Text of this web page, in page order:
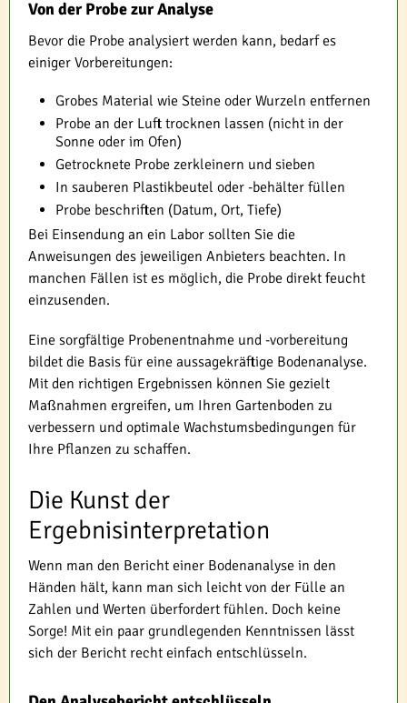
Von der Probe zur Analyse
Bevor die Probe analysiert werden kann, bedarf es
einiger Vorbereitungen:
Grobes Material wie Steine oder Wurzeln entfernen
Probe an der Luft trocknen lassen (nicht in der
Sonne oder im Ofen)
Getrocknete Probe zerkleinern und sieben
In sauberen Plastikbeutel oder -behälter füllen
Probe beschriften (Datum, Ort, Tiefe)
Bei Einsendung an ein Labor sollten Sie die
Anweisungen des jeweiligen Anbieters beachten. In
manchen Fällen ist es möglich, die Probe direkt feucht
einzusenden.
Eine sorgfältige Probenentnahme und -vorbereitung
bildet die Basis für eine aussagekräftige Bodenanalyse.
Mit den richtigen Ergebnissen können Sie gezielt
Maßnahmen ergreifen, um Ihren Gartenboden zu
verbessern und optimale Wachstumsbedingungen für
Ihre Pflanzen zu schaffen.
Die Kunst der
Ergebnisinterpretation
Wenn man den Bericht einer Bodenanalyse in den
Händen hält, kann man sich leicht von der Fülle an
Zahlen und Werten überfordert fühlen. Doch keine
Sorge! Mit ein paar grundlegenden Kenntnissen lässt
sich der Bericht recht einfach entschlüsseln.